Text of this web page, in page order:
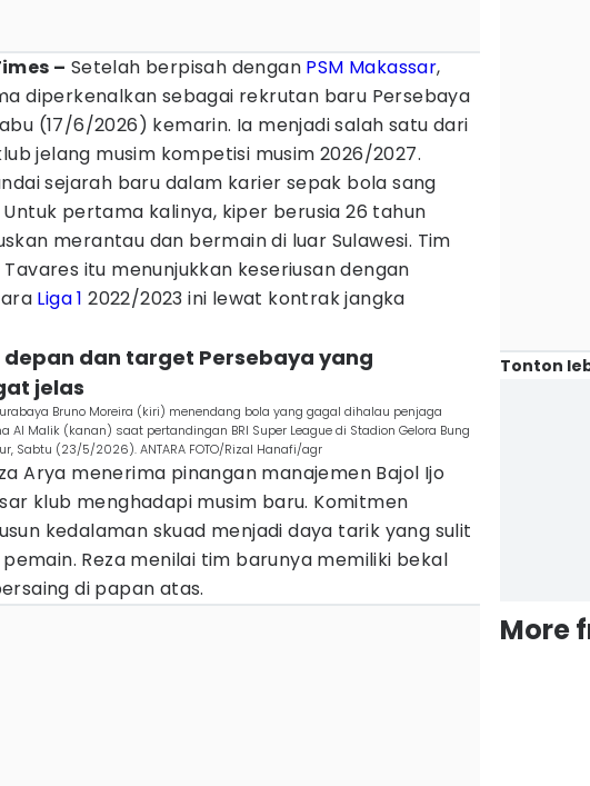
– Setelah berpisah dengan PSM Makassar,
diperkenalkan sebagai rekrutan baru Persebaya
(17/6/2026) kemarin. Ia menjadi salah satu dari
jelang musim kompetisi musim 2026/2027.
sejarah baru dalam karier sepak bola sang
pertama kalinya, kiper berusia 26 tahun
merantau dan bermain di luar Sulawesi. Tim
itu menunjukkan keseriusan dengan
Liga 1 2022/2023 ini lewat kontrak jangka
depan dan target Persebaya yang
jelas
Bruno Moreira (kiri) menendang bola yang gagal dihalau penjaga
Al Malik (kanan) saat pertandingan BRI Super League di Stadion Gelora Bung
Sabtu (23/5/2026). ANTARA FOTO/Rizal Hanafi/agr
Arya menerima pinangan manajemen Bajol Ijo
klub menghadapi musim baru. Komitmen
kedalaman skuad menjadi daya tarik yang sulit
Reza menilai tim barunya memiliki bekal
di papan atas.
Tonton
More